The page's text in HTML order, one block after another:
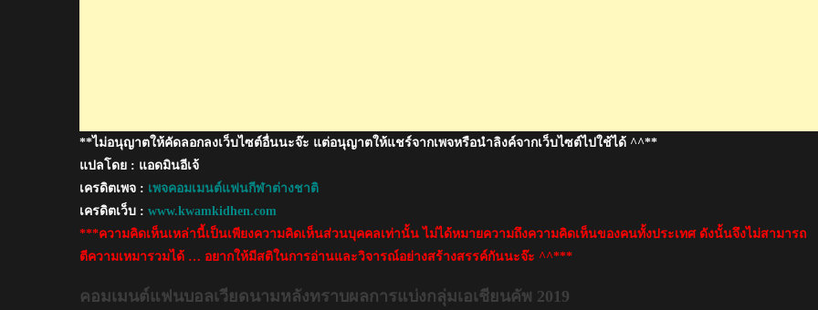
เชีย
**ไม่อนุญาตให้คัดลอกลงเว็บไซต์อื่นนะจ๊ะ แต่อนุญาตให้แชร์จากเพจหรือนำลิงค์จากเว็บไซต์ไปใช้ได้ ^^**
แปลโดย : แอดมินอีเจ้
เครดิตเพจ : เพจคอมเมนต์แฟนกีฬาต่างชาติ
เครดิตเว็บ : www.kwamkidhen.com
***ความคิดเห็นเหล่านี้เป็นเพียงความคิดเห็นส่วนบุคคลเท่านั้น ไม่ได้หมายความถึงความคิดเห็นของคนทั้งประเทศ ดังนั้นจึงไม่สามารถ
ตีความเหมารวมได้ … อยากให้มีสติในการอ่านและวิจารณ์อย่างสร้างสรรค์กันนะจ๊ะ ^^***
คอมเมนต์แฟนบอลเวียดนามหลังทราบผลการแบ่งกลุ่มเอเชียนคัพ 2019